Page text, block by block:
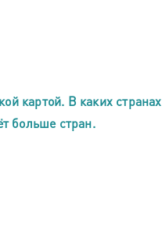
картой. В каких странах
больше стран.